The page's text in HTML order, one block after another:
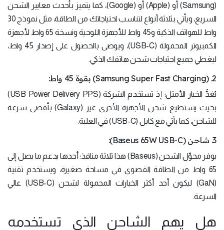
(Samsung) أو (Apple) أو (Google)، كما يتميز بأحدث معايير الشحن
السريع، ويأتي بثلاثة أنواع لتناسب احتياجاتك من الطاقة، مثل نموذج 30
واط للهواتف الذكية و45 واط للأجهزة اللوحية ونسخة 65 واط لأجهزة
الكمبيوتر المحمولة (USB-C)، ويوصى بالحصول على إصدار 45 واط،
ليغطي جميع احتياجات شحن هاتفك الذكي.
2. (Samsung Super Fast Charging) بقوة 45 واط:
يُعَدُّ الخيار الأمثل؛ إذ تستخدم الشركة (USB Power Delivery PPS)
بحيث يستطيع شحن الأجهزة الأخرى غير (Galaxy) بأقصى سرعة
للشاحن، كما يأتي مع كابل (USB-C) في العلبة.
3. شاحن (Baseus 65W USB-C):
يوفر محوِّل الشحن (Baseus) هذا ثلاثة منافذ؛ أحدها يدعم ما يصل إلى
65 واط من الطاقة القصوى في مساحة صغيرة، ويستخدم تقنية
(GaN) ليكون أحد أكثر الخيارات المحمولة لشحن (USB-C) عالي
السرعة.
هل يهم الشاحن الذي تستخدمه